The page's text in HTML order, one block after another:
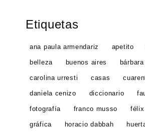
Etiquetas
ana paula armendariz apetito
belleza buenos aires
carolina urresti casas
daniela cenizo diccionario
fotografía franco musso
gráfica horacio dabbah